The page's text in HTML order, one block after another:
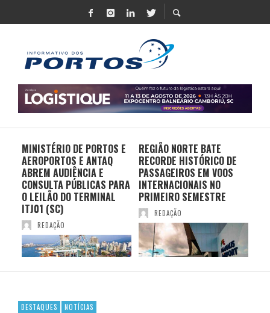
MINISTÉRIO DE PORTOS E
AEROPORTOS E ANTAQ
ABREM AUDIÊNCIA E
CONSULTA PÚBLICAS PARA
O LEILÃO DO TERMINAL
ITJ01 (SC)
REDAÇÃO
REGIÃO NORTE BATE
RECORDE HISTÓRICO DE
PASSAGEIROS EM VOOS
INTERNACIONAIS NO
PRIMEIRO SEMESTRE
REDAÇÃO
DESTAQUES NOTÍCIAS